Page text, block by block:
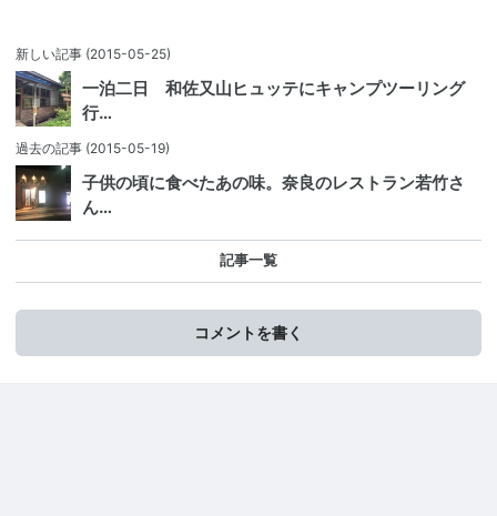
新しい記事 (2015-05-25)
一泊二日 和佐又山ヒュッテにキャンプツーリング
行…
過去の記事 (2015-05-19)
子供の頃に食べたあの味。奈良のレストラン若竹さ
ん…
記事一覧
コメントを書く